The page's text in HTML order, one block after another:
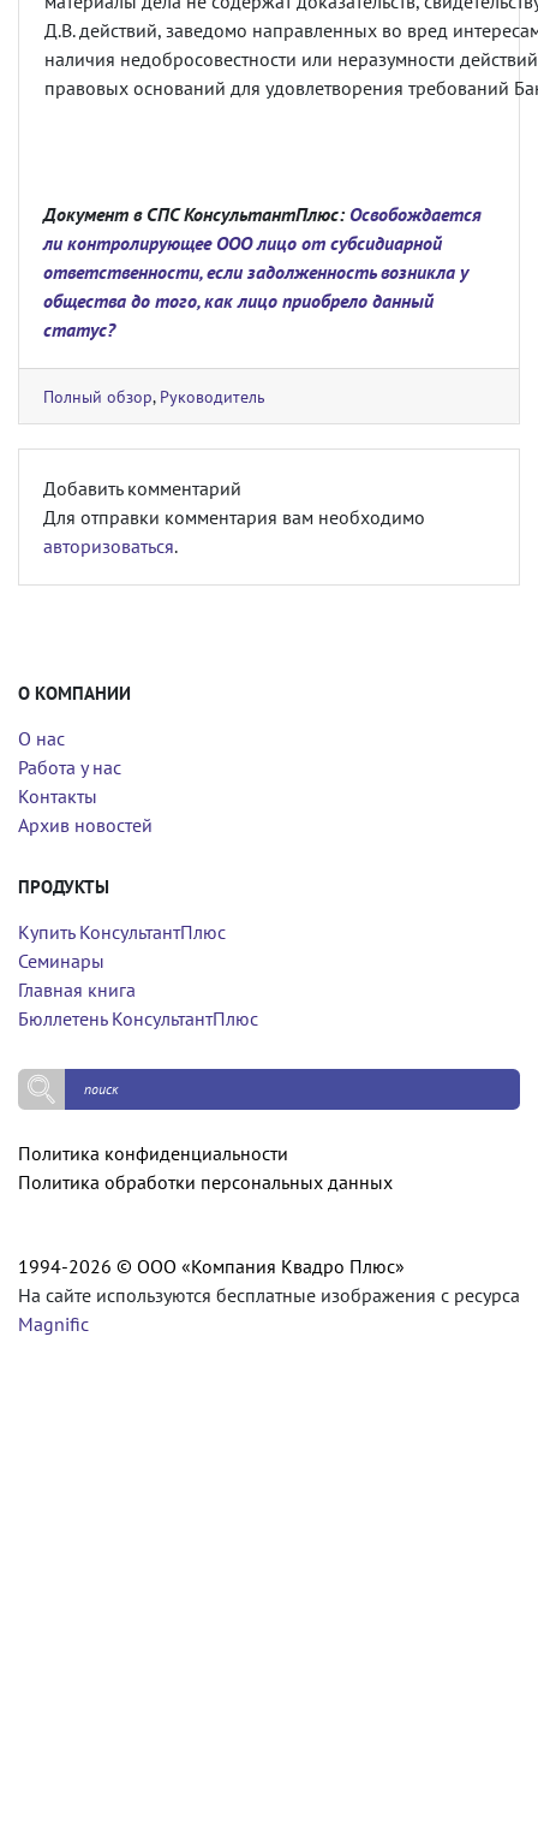
Д.В. действий, заведомо направленных во вред
наличия недобросовестности или неразумности
правовых оснований для удовлетворения требований
Документ в СПС КонсультантПлюс: Освобождается
ли контролирующее ООО лицо от субсидиарной
ответственности, если задолженность возникла у
общества до того, как лицо приобрело данный
статус?
Полный обзор, Руководитель
Добавить комментарий
Для отправки комментария вам необходимо
авторизоваться.
О КОМПАНИИ
О нас
Работа у нас
Контакты
Архив новостей
ПРОДУКТЫ
Купить КонсультантПлюс
Семинары
Главная книга
Бюллетень КонсультантПлюс
Политика конфиденциальности
Политика обработки персональных данных
1994-2026 © ООО «Компания Квадро Плюс»
На сайте используются бесплатные изображения с ресурса
Magnific